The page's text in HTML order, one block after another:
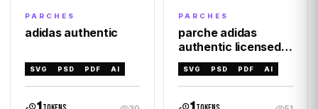
PARCHES
adidas authentic
SVG PSD PDF AI
PARCHES
parche adidas
authentic licensed
product logo
SVG PSD PDF AI